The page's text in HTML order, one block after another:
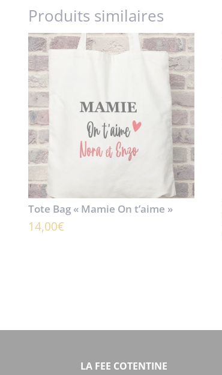
Produits similaires
Tote Bag « Mamie On t’aime »
14,00€
LA FEE COTENTINE